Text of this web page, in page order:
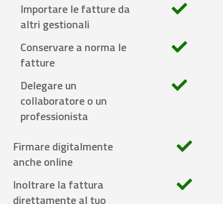
Importare le fatture da
altri gestionali
Conservare a norma le
fatture
Delegare un
collaboratore o un
professionista
Firmare digitalmente
anche online
Inoltrare la fattura
direttamente al tuo